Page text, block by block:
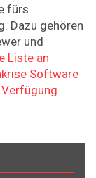
fürs
Dazu gehören
und
Liste an
Software